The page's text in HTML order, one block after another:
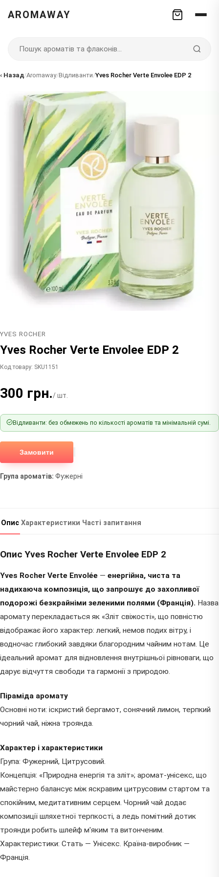
AROMAWAY
‹ Назад/Aromaway/Відливанти/Yves Rocher Verte Envolee EDP 2
YVES ROCHER
Yves Rocher Verte Envolee EDP 2
Код товару: SKU1151
300 грн./ шт.
Відливанти: без обмежень по кількості ароматів та мінімальній сумі.
Замовити
Група ароматів: Фужерні
Опис Характеристики Часті запитання
Опис Yves Rocher Verte Envolee EDP 2
Yves Rocher Verte Envolée — енергійна, чиста та
надихаюча композиція, що запрошує до захопливої
подорожі безкрайніми зеленими полями (Франція). Назва
аромату перекладається як «Зліт свіжості», що повністю
відображає його характер: легкий, немов подих вітру, і
водночас глибокий завдяки благородним чайним нотам. Це
ідеальний аромат для відновлення внутрішньої рівноваги, що
дарує відчуття свободи та гармонії з природою.
Піраміда аромату
Основні ноти: іскристий бергамот, сонячний лимон, терпкий
чорний чай, ніжна троянда.
Характер і характеристики
Група: Фужерний, Цитрусовий.
Концепція: «Природна енергія та зліт»; аромат-унісекс, що
майстерно балансує між яскравим цитрусовим стартом та
спокійним, медитативним серцем. Чорний чай додає
композиції шляхетної терпкості, а ледь помітний дотик
троянди робить шлейф м'яким та витонченим.
Характеристики: Стать — Унісекс. Країна-виробник —
Франція.